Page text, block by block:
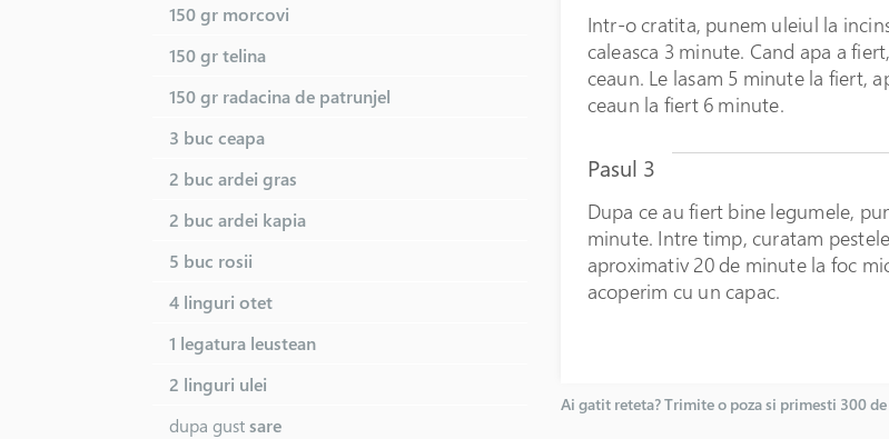
150 gr morcovi
150 grtelina
150 gr radacina de patrunjel
3 buc ceapa
2 buc ardei gras
2 buc ardei kapia
5 buc rosii
4 linguri otet
1 legatura leustean
2 linguri ulei
dupa gustsare
Intr-o cratita, punem uleiul la
caleasca 3 minute. Cand apa a
ceaun. Le lasam 5 minute la fiert,
ceaun la fiert 6 minute.
Pasul 3
Dupa ce au fiert bine legumele,
minute. Intre timp, curatam
aproximativ 20 de minute la foc
acoperim cu un capac.
Ai gatit reteta? Trimite o poza si primesti 300